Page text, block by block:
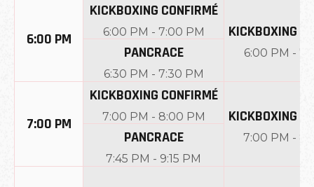
6:00 PM
KICKBOXING CONFIRMÉ
6:00 PM - 7:00 PM
PANCRACE
6:30 PM - 7:30 PM
KICKBOXING
6:00 PM -
7:00 PM
KICKBOXING CONFIRMÉ
7:00 PM - 8:00 PM
PANCRACE
7:45 PM - 9:15 PM
KICKBOXING
7:00 PM -